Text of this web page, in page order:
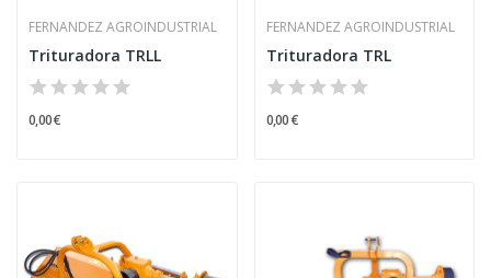
FERNANDEZ AGROINDUSTRIAL
Trituradora TRLL
0,00 €
FERNANDEZ AGROINDUSTRIAL
Trituradora TRL
0,00 €